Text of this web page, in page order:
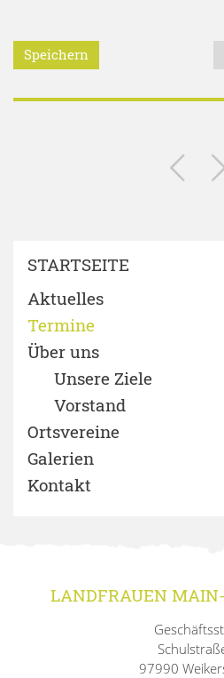
Speichern
STARTSEITE
Aktuelles
Termine
Über uns
Unsere Ziele
Vorstand
Ortsvereine
Galerien
Kontakt
LANDFRAUEN
97990